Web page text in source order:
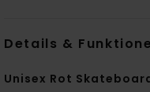
Details &
Unisex Rot